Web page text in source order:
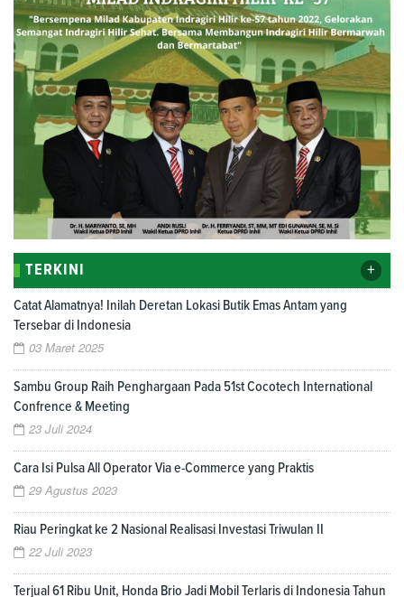
TERKINI +
Catat Alamatnya! Inilah Deretan Lokasi Butik Emas Antam yang
Tersebar di Indonesia
03 Maret 2025
Sambu Group Raih Penghargaan Pada 51st Cocotech International
Confrence & Meeting
23 Juli 2024
Cara Isi Pulsa All Operator Via e-Commerce yang Praktis
29 Agustus 2023
Riau Peringkat ke 2 Nasional Realisasi Investasi Triwulan II
22 Juli 2023
Terjual 61 Ribu Unit, Honda Brio Jadi Mobil Terlaris di Indonesia Tahun